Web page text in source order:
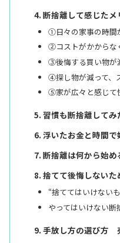
断捨離して感じたメ
①日々の家事の時間
②コストがかからな
③後悔する買い物が
④探し物が減って、
⑤家が広々と感じて
習慣も断捨離してみ
浮いたお金と時間で
断捨離は何から始め
捨てて後悔しないた
“捨ててはいけない
やってはいけない断
手放し方の選び方